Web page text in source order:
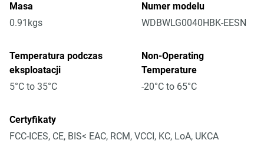
Masa
0.91kgs
Numer modelu
WDBWLG0040HBK-EESN
Temperatura podczas
eksploatacji
5°C to 35°C
Non-Operating
Temperature
-20°C to 65°C
Certyfikaty
FCC-ICES, CE, BIS< EAC, RCM, VCCI, KC, LoA, UKCA